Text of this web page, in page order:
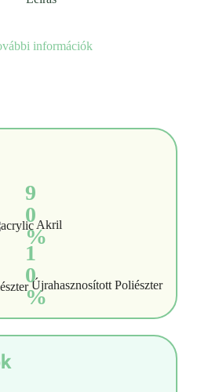
információk
9
0
%
Akril
1
0
%
Újrahasznosított Poliészter